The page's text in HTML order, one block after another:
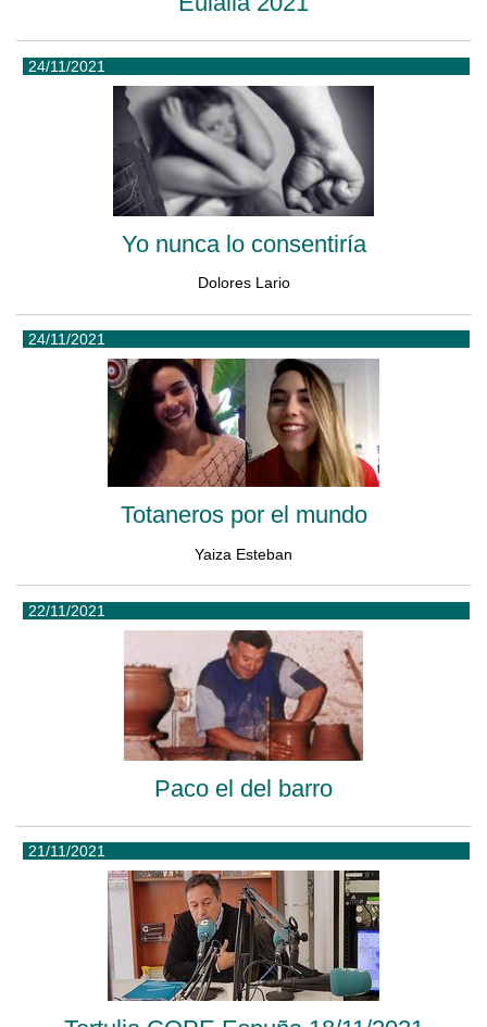
24/11/2021
Yo nunca lo consentiría
Dolores Lario
24/11/2021
Totaneros por el mundo
Yaiza Esteban
22/11/2021
Paco el del barro
21/11/2021